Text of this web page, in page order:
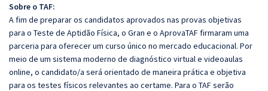
Sobre o TAF:
A fim de preparar os candidatos aprovados nas provas objetivas
para o Teste de Aptidão Física, o Gran e o AprovaTAF firmaram uma
parceria para oferecer um curso único no mercado educacional. Por
meio de um sistema moderno de diagnóstico virtual e videoaulas
online, o candidato/a será orientado de maneira prática e objetiva
para os testes físicos relevantes ao certame. Para o TAF serão